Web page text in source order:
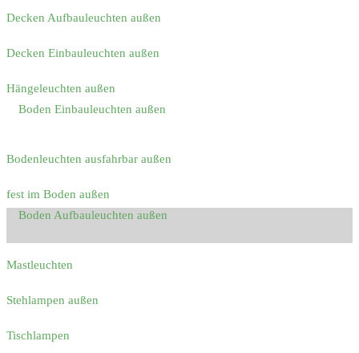
Decken Aufbauleuchten außen
Decken Einbauleuchten außen
Hängeleuchten außen
Boden Einbauleuchten außen
Bodenleuchten ausfahrbar außen
fest im Boden außen
Boden Aufbauleuchten außen
Mastleuchten
Stehlampen außen
Tischlampen